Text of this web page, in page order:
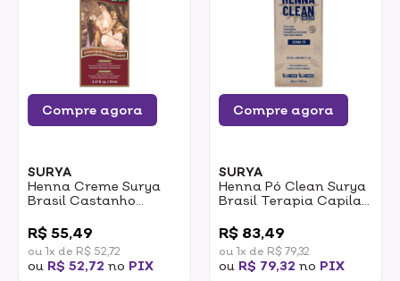
Compre agora
SURYA
Henna Creme Surya
Brasil Castanho
R$ 55,49
ou 1x de R$ 52,72
ou R$ 52,72 no PIX
Compre agora
SURYA
Henna Pó Clean Surya
Brasil Terapia Capilar
R$ 83,49
ou 1x de R$ 79,32
ou R$ 79,32 no PIX